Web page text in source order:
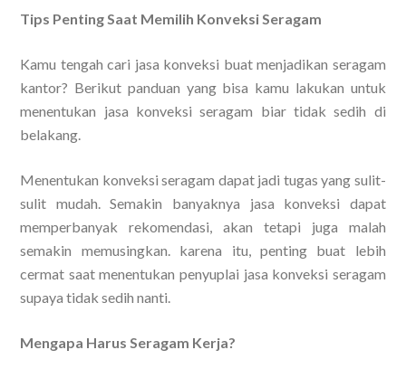
Tips Penting Saat Memilih Konveksi Seragam
Kamu tengah cari jasa konveksi buat menjadikan seragam
kantor? Berikut panduan yang bisa kamu lakukan untuk
menentukan jasa konveksi seragam biar tidak sedih di
belakang.
Menentukan konveksi seragam dapat jadi tugas yang sulit-
sulit mudah. Semakin banyaknya jasa konveksi dapat
memperbanyak rekomendasi, akan tetapi juga malah
semakin memusingkan. karena itu, penting buat lebih
cermat saat menentukan penyuplai jasa konveksi seragam
supaya tidak sedih nanti.
Mengapa Harus Seragam Kerja?